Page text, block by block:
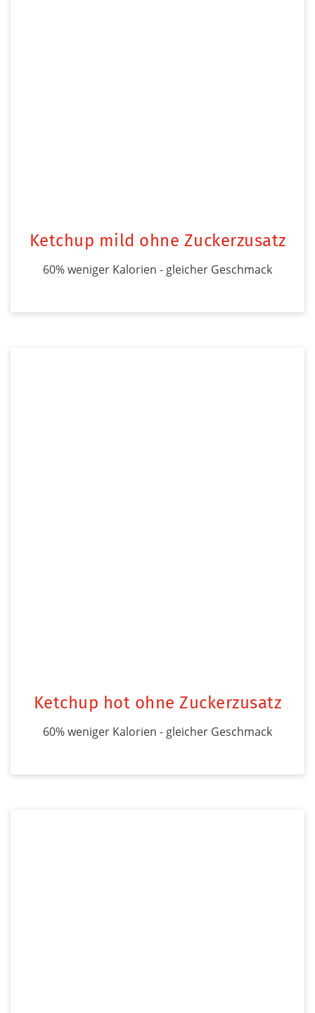
Ketchup mild ohne Zuckerzusatz
60% weniger Kalorien - gleicher Geschmack
Ketchup hot ohne Zuckerzusatz
60% weniger Kalorien - gleicher Geschmack